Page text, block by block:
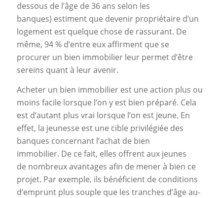
dessous de l’âge de 36 ans selon les
banques) estiment que devenir propriétaire d’un
logement est quelque chose de rassurant. De
même, 94 % d’entre eux affirment que se
procurer un bien immobilier leur permet d’être
sereins quant à leur avenir.
Acheter un bien immobilier est une action plus ou
moins facile lorsque l’on y est bien préparé. Cela
est d’autant plus vrai lorsque l’on est jeune. En
effet, la jeunesse est une cible privilégiée des
banques concernant l’achat de bien
immobilier. De ce fait, elles offrent aux jeunes
de nombreux avantages afin de mener à bien ce
projet. Par exemple, ils bénéficient de conditions
d’emprunt plus souple que les tranches d’âge au-